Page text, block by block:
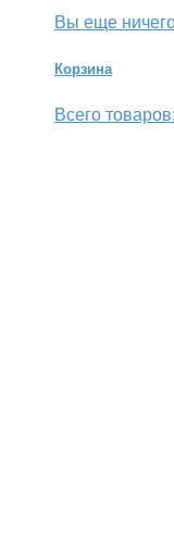
Вы еще
Корзина
Всего товаров: